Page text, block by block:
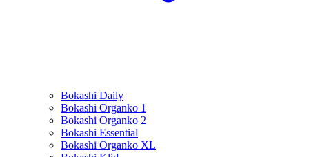
Bokashi Daily
Bokashi Organko 1
Bokashi Organko 2
Bokashi Essential
Bokashi Organko XL